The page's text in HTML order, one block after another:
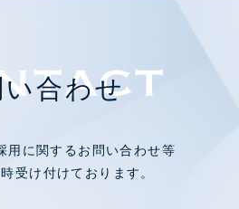
い合わせ
用に関するお問い合わせ等
受け付けております。